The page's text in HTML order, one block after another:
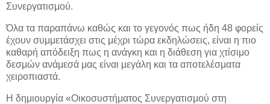
Συνεργατισμού.
Όλα τα παραπάνω καθώς και το γεγονός πως ήδη 48 φορείς
έχουν συμμετάσχει στις μέχρι τώρα εκδηλώσεις, είναι η πιο
καθαρή απόδειξη πως η ανάγκη και η διάθεση για χτίσιμο
δεσμών ανάμεσά μας είναι μεγάλη και τα αποτελέσματα
χειροπιαστά.
Η δημιουργία «Οικοσυστήματος Συνεργατισμού στη